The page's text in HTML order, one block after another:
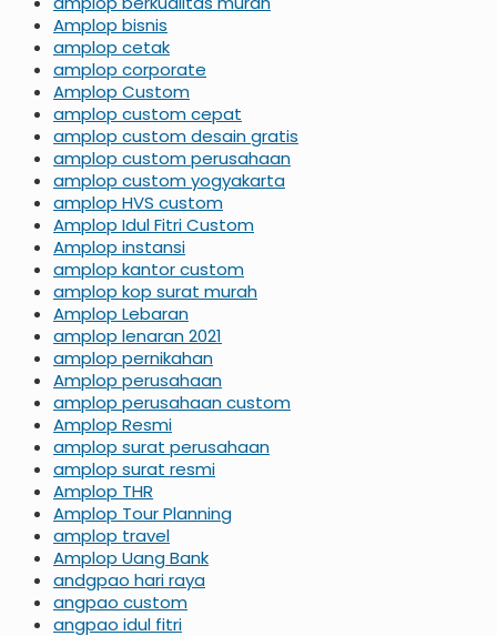
Amplop bisnis
amplop cetak
amplop corporate
Amplop Custom
amplop custom cepat
amplop custom desain gratis
amplop custom perusahaan
amplop custom yogyakarta
amplop HVS custom
Amplop Idul Fitri Custom
Amplop instansi
amplop kantor custom
amplop kop surat murah
Amplop Lebaran
amplop lenaran 2021
amplop pernikahan
Amplop perusahaan
amplop perusahaan custom
Amplop Resmi
amplop surat perusahaan
amplop surat resmi
Amplop THR
Amplop Tour Planning
amplop travel
Amplop Uang Bank
andgpao hari raya
angpao custom
angpao idul fitri